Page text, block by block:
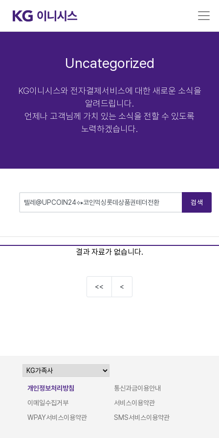
Uncategorized
KG이니시스와 전자결제서비스에 대한 새로운 소식을
알려드립니다.
언제나 고객님께 가치 있는 소식을 전할 수 있도록
노력하겠습니다.
검색
결과 자료가 없습니다.
<< <
개인정보처리방침
통신과금이용안내
이메일수집거부
서비스이용약관
WPAY서비스이용약관
SMS서비스이용약관